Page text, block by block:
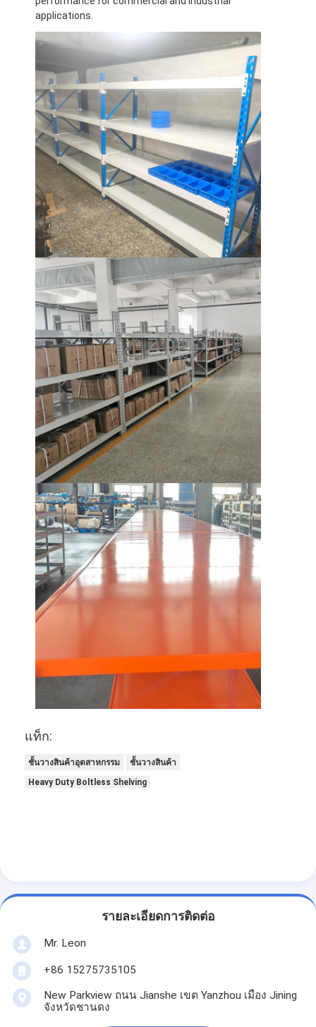
เกี่ยวกับเรา
ทัวร์โรงงาน
การควบคุมคุณภาพ
ติดต่อเรา
ข่าว
กรณี
ขอใบเสนอราคา
ราคาสะพายพอลเล็ตของโกดัง
ชั้นเก็บคลังสินค้า
ชั้นวางจอแสดงผลซุปเปอร์มาร์เก็ต
คานเท้าแขนที่ดึง
ผลักดันการดึงกลับ
ขับในที่ดึง
แร็คกระสวยวิทยุ
ทางเดินแคบมาก
ชั้นวางชั้นลอย
แพลตฟอร์มโครงสร้างเหล็ก
พาเลทพลาสติก HDPE
พาเลทเหล็ก
กล่องพอลเล็ตโลหะ
applications.
แท็ก:
ชั้นวางสินค้าอุตสาหกรรม
ชั้นวางสินค้า
Heavy Duty Boltless Shelving
รายละเอียดการติดต่อ
Mr. Leon
+86 15275735105
New Parkview ถนน Jianshe เขต Yanzhou เมือง Jining
จังหวัดชานดง